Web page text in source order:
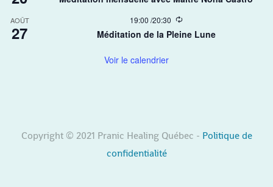
n
AOÛT
27
19:00 /20:30
R
c
Méditation de la Pleine Lune
Voir le calendrier
Copyright © 2021 Pranic Healing Québec - Politique de
confidentialité